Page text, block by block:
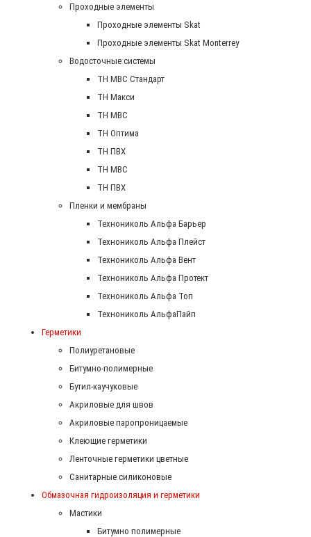
Проходные элементы
Проходные элементы Skat
Проходные элементы Skat Monterrey
Водосточные системы
TH MBC Стандарт
TH Макси
TH МВС
TH Оптима
TH ПВХ
ТН МВС
ТН ПВХ
Пленки и мембраны
Технониколь Альфа Барьер
Технониколь Альфа Плейст
Технониколь Альфа Вент
Технониколь Альфа Протект
Технониколь Альфа Топ
Технониколь АльфаПайп
Герметики
Полиуретановые
Битумно-полимерные
Бутил-каучуковые
Акриловые для швов
Акриловые паропроницаемые
Клеющие герметики
Ленточные герметики цветные
Санитарные силиконовые
Обмазочная гидроизоляция и герметики
Мастики
Битумно полимерные